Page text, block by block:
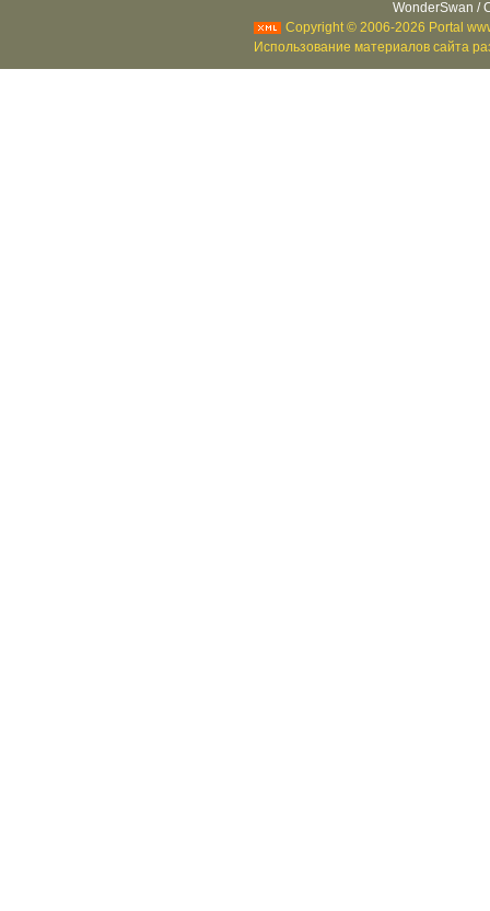
WonderSwan /
Copyright © 2006-2026 Portal
Использование материалов сайта